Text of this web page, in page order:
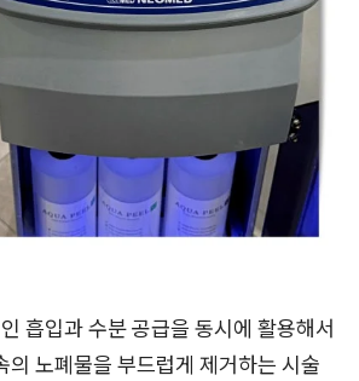
흡입과 수분 공급을 동시에 활용해서
의 노폐물을 부드럽게 제거하는 시술